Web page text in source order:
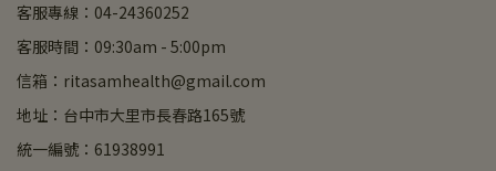
客服專線：04-24360252
客服時間：09:30am - 5:00pm
信箱：ritasamhealth@gmail.com
地址：台中市大里市長春路165號
統一編號：61938991